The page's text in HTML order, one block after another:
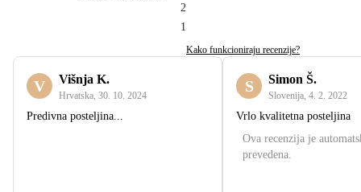
2
1
Kako funkcioniraju recenzije?
V Višnja K.
Hrvatska 30. 10. 2024
Predivna posteljina...
S Simon Š.
Slovenija 4. 2. 2022
Vrlo kvalitetna posteljina
Ova recenzija je
prevedena.